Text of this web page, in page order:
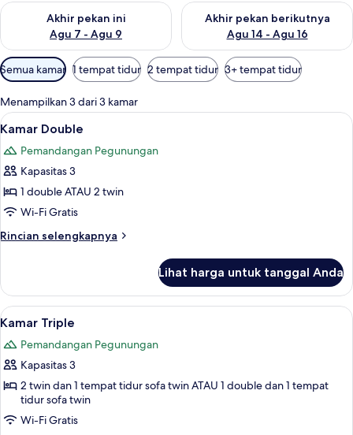
Akhir pekan ini
Agu 7 - Agu 9
Periksa ketersediaan untuk akhir pekan ini Agu 7 - Agu 9
Akhir pekan berikutnya
Agu 14 - Agu 16
Periksa ketersediaan untuk
Filter
tersedia
untuk
kamar
Semua kamar 1 tempat tidur 2 tempat tidur 3+ tempat tidur
Menampilkan 3 dari 3 kamar
Lihat
semua
foto
untuk
Kamar
Double
Seprai premium, minibar, meja kerja,
13
Kamar Double
Pemandangan Pegunungan
Kapasitas 3
1 double ATAU 2 twin
Wi-Fi Gratis
Rincian selengkapnya
Rincian
Kamar
Double
Lihat harga untuk tanggal Anda
Lihat
semua
foto
untuk
Kamar
Triple
Seprai premium, minibar, meja kerja,
13
Kamar Triple
Pemandangan Pegunungan
Kapasitas 3
2 twin dan 1 tempat tidur sofa twin ATAU 1 double dan 1 tempat
tidur sofa twin
Wi-Fi Gratis